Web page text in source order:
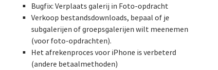
Bugfix: Verplaats galerij in Foto-opdracht
Verkoop bestandsdownloads, bepaal of je
subgalerijen of groepsgalerijen wilt meenemen
(voor foto-opdrachten).
Het afrekenproces voor iPhone is verbeterd
(andere betaalmethoden)